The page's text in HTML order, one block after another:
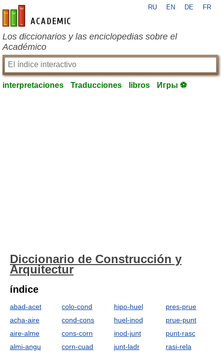
es-academic.com
RU EN DE FR
Los diccionarios y las enciclopedias sobre el
Académico
interpretaciones Traducciones libros Игры ⚽
Diccionario de Construcción y
Arquitectur
índice
abad-acet
acha-aire
aire-alme
almi-angu
colo-cond
cond-cons
cons-corn
corn-cuad
hipo-huel
huel-inod
inod-junt
junt-ladr
pres-prue
prue-punt
punt-rasc
rasi-rela